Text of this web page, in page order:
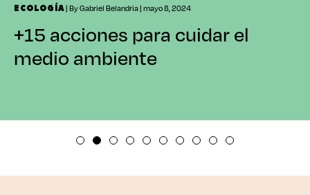
ECOLOGÍA| By Gabriel Belandria | mayo 8, 2024
+15 acciones para cuidar el
medio ambiente